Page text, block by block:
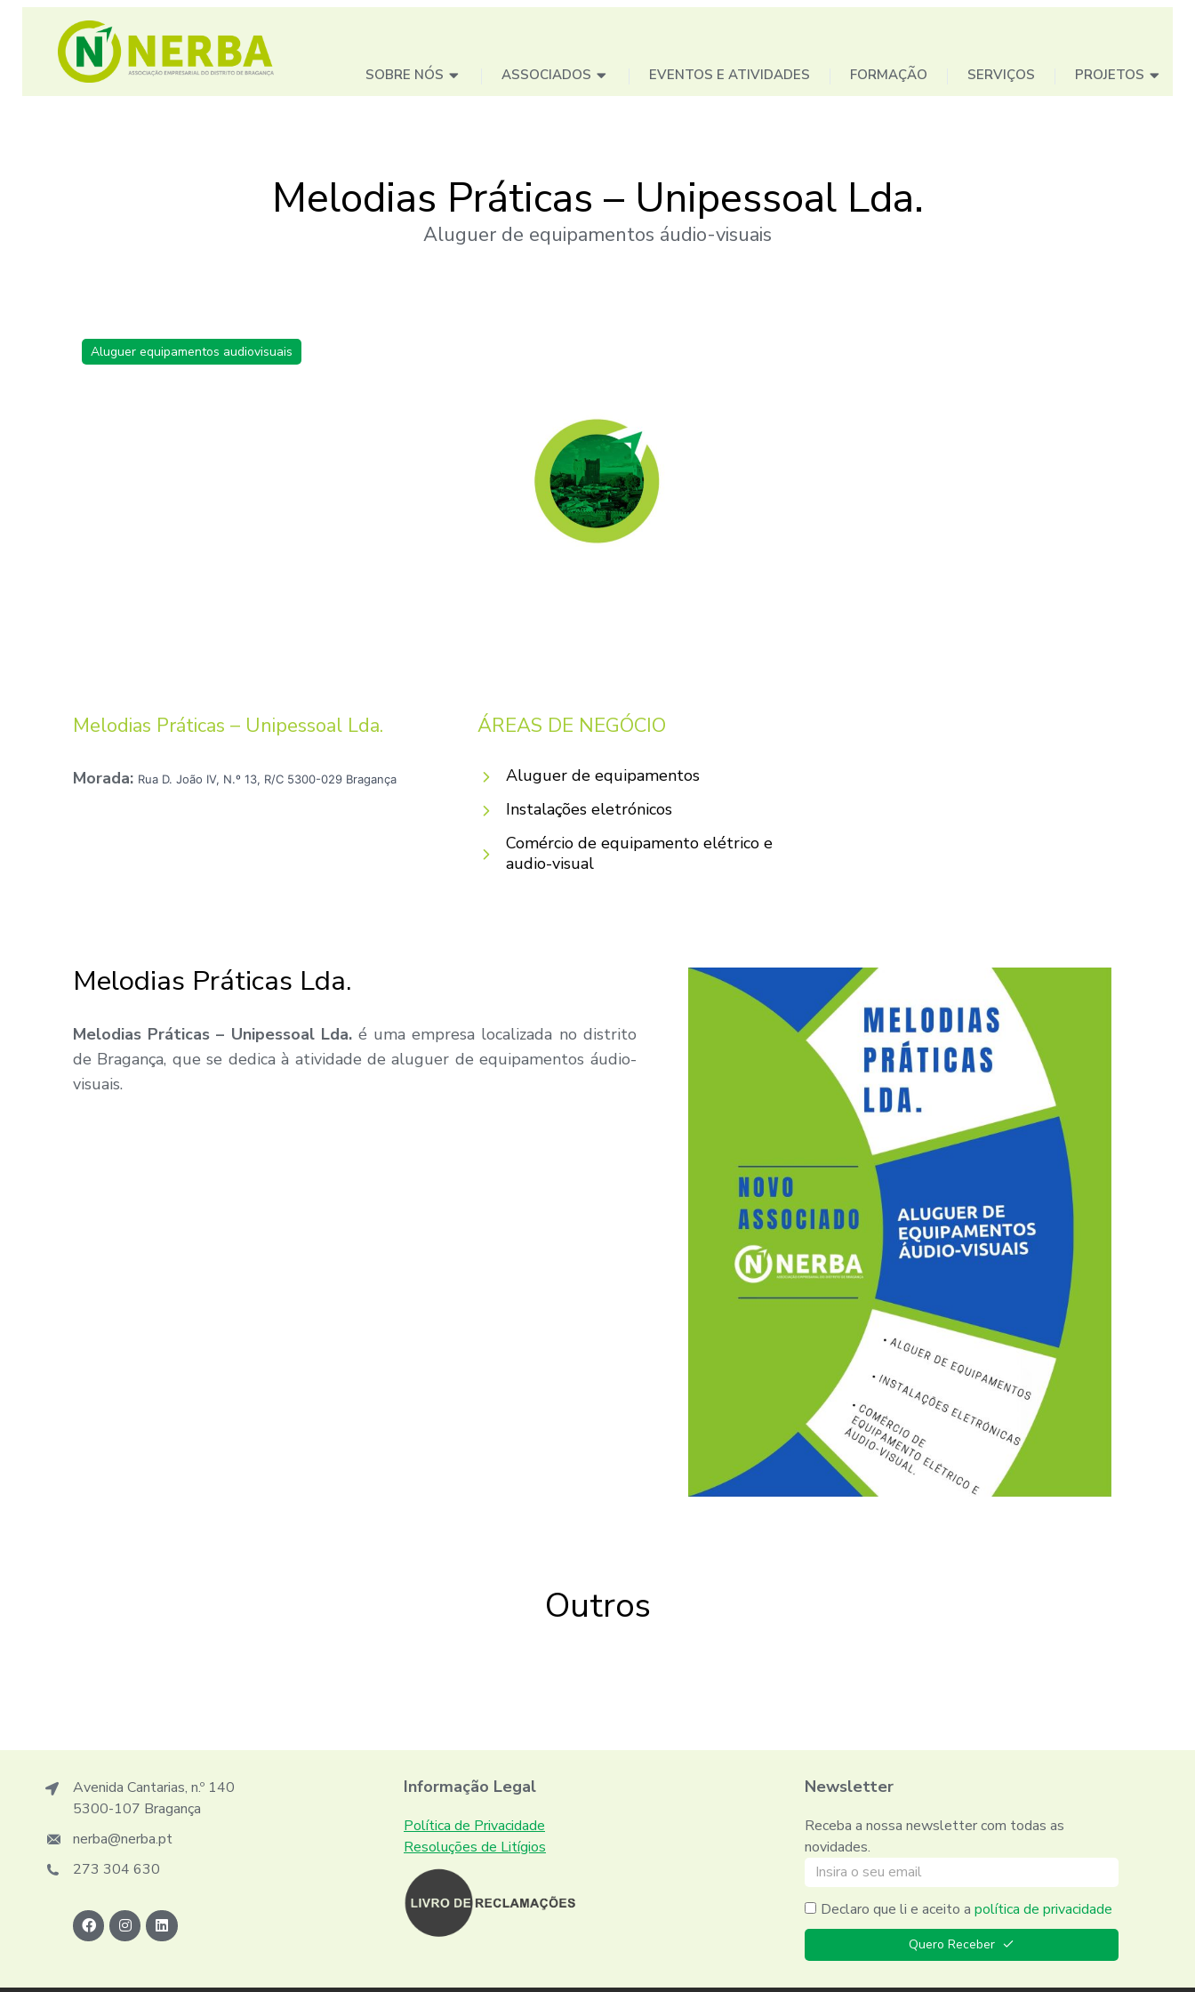
SOBRE NÓS ASSOCIADOS EVENTOS E ATIVIDADES FORMAÇÃO SERVIÇOS PROJETOS
Melodias Práticas – Unipessoal Lda.
Aluguer de equipamentos áudio-visuais
Aluguer equipamentos audiovisuais
Melodias Práticas – Unipessoal Lda.
Morada: Rua D. João IV, N.º 13, R/C 5300-029 Bragança
ÁREAS DE NEGÓCIO
Aluguer de equipamentos
Instalações eletrónicos
Comércio de equipamento elétrico e
audio-visual
Melodias Práticas Lda.
Melodias Práticas – Unipessoal Lda. é uma empresa localizada no distrito
de Bragança, que se dedica à atividade de aluguer de equipamentos áudio-
visuais.
Outros
Avenida Cantarias, n.º 140
5300-107 Bragança
nerba@nerba.pt
273 304 630
Informação Legal
Política de Privacidade
Resoluções de Litígios
Newsletter
Receba a nossa newsletter com todas as
novidades.
Declaro que li e aceito a política de privacidade
Quero Receber